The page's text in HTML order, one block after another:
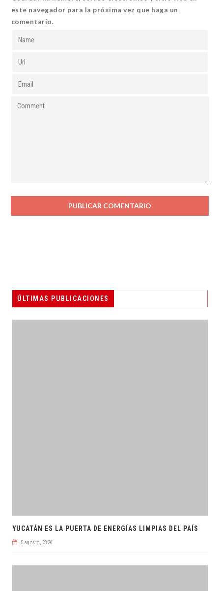
este navegador para la próxima vez que haga un
comentario.
ÚLTIMAS PUBLICACIONES
YUCATÁN ES LA PUERTA DE ENERGÍAS LIMPIAS DEL PAÍS
5 agosto, 2026